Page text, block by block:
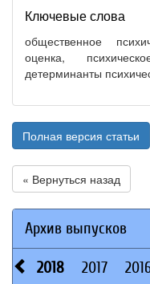
Ключевые слова
общественное
оценка,
детерминанты
Полная версия статьи
« Вернуться назад
Архив выпусков
2018 2017